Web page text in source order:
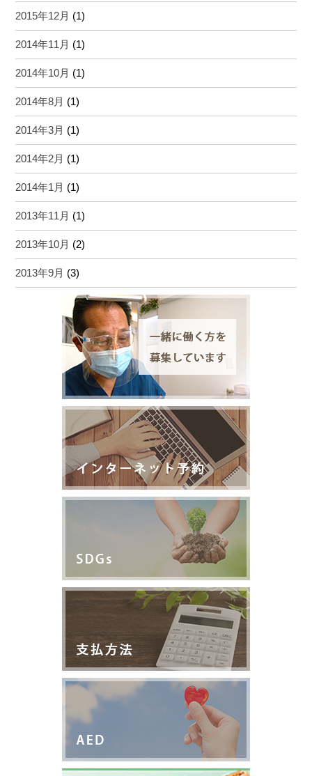
2015年12月 (1)
2014年11月 (1)
2014年10月 (1)
2014年8月 (1)
2014年3月 (1)
2014年2月 (1)
2014年1月 (1)
2013年11月 (1)
2013年10月 (2)
2013年9月 (3)